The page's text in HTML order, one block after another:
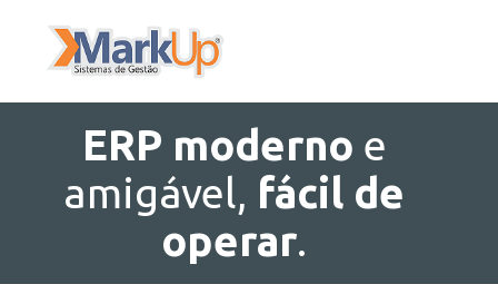
ERP moderno e
amigável, fácil de
operar.